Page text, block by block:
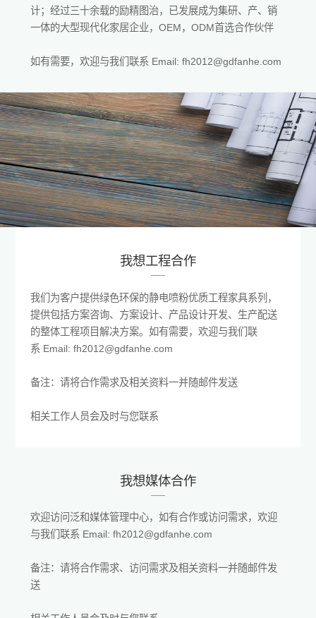
计；经过三十余载的励精图治，已发展成为集研、产、销
一体的大型现代化家居企业，OEM，ODM首选合作伙伴
如有需要，欢迎与我们联系 Email: fh2012@gdfanhe.com
我想工程合作
我们为客户提供绿色环保的静电喷粉优质工程家具系列，
提供包括方案咨询、方案设计、产品设计开发、生产配送
的整体工程项目解决方案。如有需要，欢迎与我们联
系 Email: fh2012@gdfanhe.com
备注：请将合作需求及相关资料一并随邮件发送
相关工作人员会及时与您联系
我想媒体合作
欢迎访问泛和媒体管理中心，如有合作或访问需求，欢迎
与我们联系 Email: fh2012@gdfanhe.com
备注：请将合作需求、访问需求及相关资料一并随邮件发
送